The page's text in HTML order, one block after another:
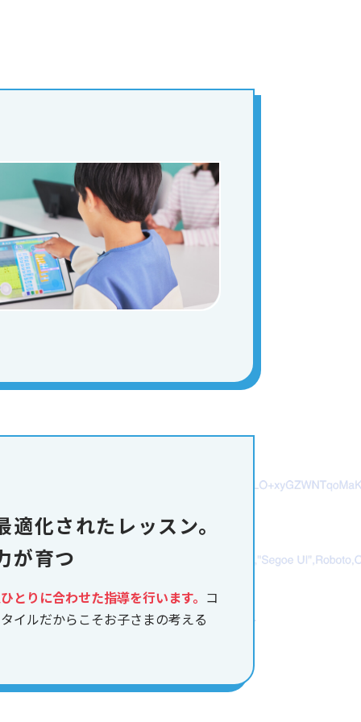
化されたレッスン。
が育つ
とりに合わせた指導を行います。 コ
イルだからこそお子さまの考える